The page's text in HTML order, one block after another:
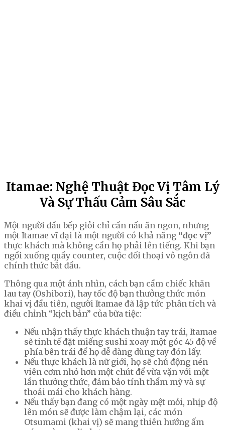
Itamae: Nghệ Thuật Đọc Vị Tâm Lý
Và Sự Thấu Cảm Sâu Sắc
Một người đầu bếp giỏi chỉ cần nấu ăn ngon, nhưng
một Itamae vĩ đại là một người có khả năng “đọc vị”
thực khách mà không cần họ phải lên tiếng. Khi bạn
ngồi xuống quầy counter, cuộc đối thoại vô ngôn đã
chính thức bắt đầu.
Thông qua một ánh nhìn, cách bạn cầm chiếc khăn
lau tay (Oshibori), hay tốc độ bạn thưởng thức món
khai vị đầu tiên, người Itamae đã lập tức phân tích và
điều chỉnh “kịch bản” của bữa tiệc:
Nếu nhận thấy thực khách thuận tay trái, Itamae
sẽ tinh tế đặt miếng sushi xoay một góc 45 độ về
phía bên trái để họ dễ dàng dùng tay đón lấy.
Nếu thực khách là nữ giới, họ sẽ chủ động nén
viên cơm nhỏ hơn một chút để vừa vặn với một
lần thưởng thức, đảm bảo tính thẩm mỹ và sự
thoải mái cho khách hàng.
Nếu thấy bạn đang có một ngày mệt mỏi, nhịp độ
lên món sẽ được làm chậm lại, các món
Otsumami (khai vị) sẽ mang thiên hướng ấm